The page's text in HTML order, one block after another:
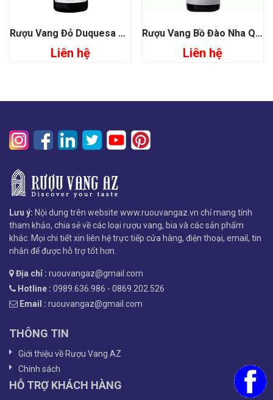
Rượu Vang Đỏ Duquesa Maria Private Selection
Liên hệ
Rượu Vang Bồ Đào Nha Quinta Do Noval Cedro Do Noval
Liên hệ
Lưu ý: Nội dung trên website www.ruouvangaz.vn chỉ mang tính
tham khảo, chia sẻ về các loại rượu vang, bia và các sản phẩm
khác. Mọi chi tiết xin liên hệ trực tiếp cửa hàng, điện thoại, email, tin
nhắn để được hỗ trợ tốt hơn.
Địa chỉ : ruouvangaz@gmail.com
Hotline : 0989.636.986 - 0869.202.526
Email : ruouvangaz@gmail.com
THÔNG TIN
Giới thiệu về Rượu Vang AZ
Chính sách
HỖ TRỢ KHÁCH HÀNG